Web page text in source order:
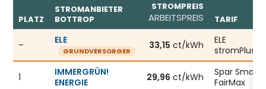
Günstigste Stromanbieter in Bottrop, Stand
PLATZ
STROMANBIETER
BOTTROP
STROMPREIS
ARBEITSPREIS TARIF
– ELE
GRUNDVERSORGER
33,15 ct/kWh
ELE
stromPlus
1
IMMERGRÜN!
ENERGIE
29,96 ct/kWh
Spar Smart
FairMax